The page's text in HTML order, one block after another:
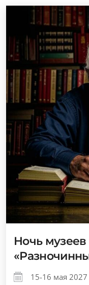
Ночь
15-16 мая 2027